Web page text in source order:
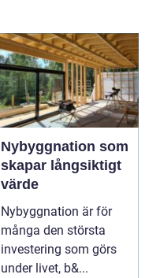
Nybyggnation som
skapar långsiktigt
värde
Nybyggnation är för
många den största
investering som görs
under livet, b&...